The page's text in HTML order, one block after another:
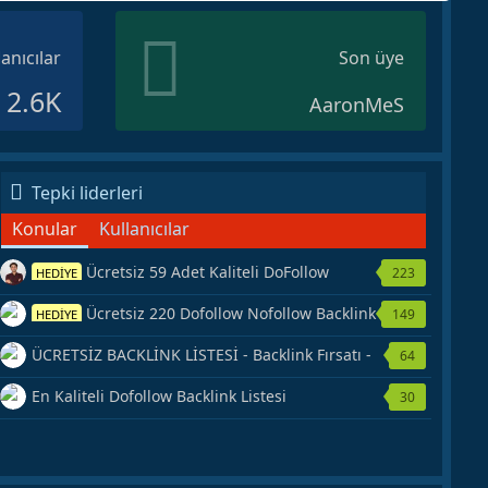
2.6K
Son üye
AaronMeS
Tepki liderleri
Konular
Kullanıcılar
HEDİYE Ücretsiz 59 Adet Kaliteli DoFollow
Backlink Kaynağı Veriyorum.
223
HEDİYE Ücretsiz 220 Dofollow Nofollow Backlink
Veriyorum
149
ÜCRETSİZ BACKLİNK LİSTESİ - Backlink Fırsatı -
Hemen Yetiş!
64
En Kaliteli Dofollow Backlink Listesi 30